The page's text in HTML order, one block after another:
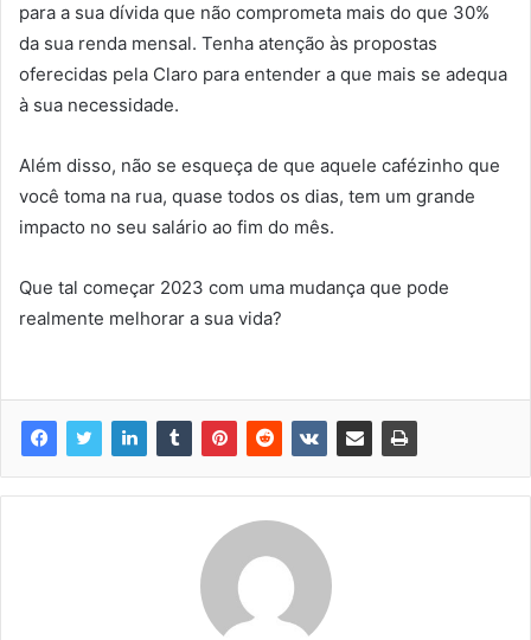
para a sua dívida que não comprometa mais do que 30%
da sua renda mensal. Tenha atenção às propostas
oferecidas pela Claro para entender a que mais se adequa
à sua necessidade.
Além disso, não se esqueça de que aquele cafézinho que
você toma na rua, quase todos os dias, tem um grande
impacto no seu salário ao fim do mês.
Que tal começar 2023 com uma mudança que pode
realmente melhorar a sua vida?